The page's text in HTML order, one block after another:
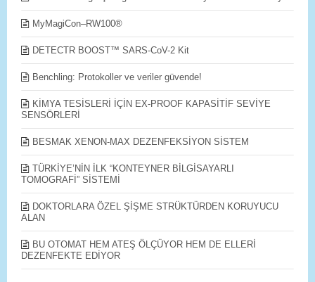
MyMagiCon–RW100®
DETECTR BOOST™ SARS-CoV-2 Kit
Benchling: Protokoller ve veriler güvende!
KİMYA TESİSLERİ İÇİN EX-PROOF KAPASİTİF SEVİYE
SENSÖRLERİ
BESMAK XENON-MAX DEZENFEKSİYON SİSTEM
TÜRKİYE’NİN İLK “KONTEYNER BİLGİSAYARLI
TOMOGRAFİ” SİSTEMİ
DOKTORLARA ÖZEL ŞİŞME STRÜKTÜRDEN KORUYUCU
ALAN
BU OTOMAT HEM ATEŞ ÖLÇÜYOR HEM DE ELLERİ
DEZENFEKTE EDİYOR